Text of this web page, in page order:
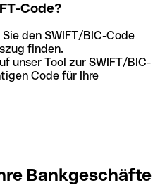
Code?
den SWIFT/BIC-Code
finden.
unser Tool zur SWIFT/BIC-
Code für Ihre
Bankgeschäfte